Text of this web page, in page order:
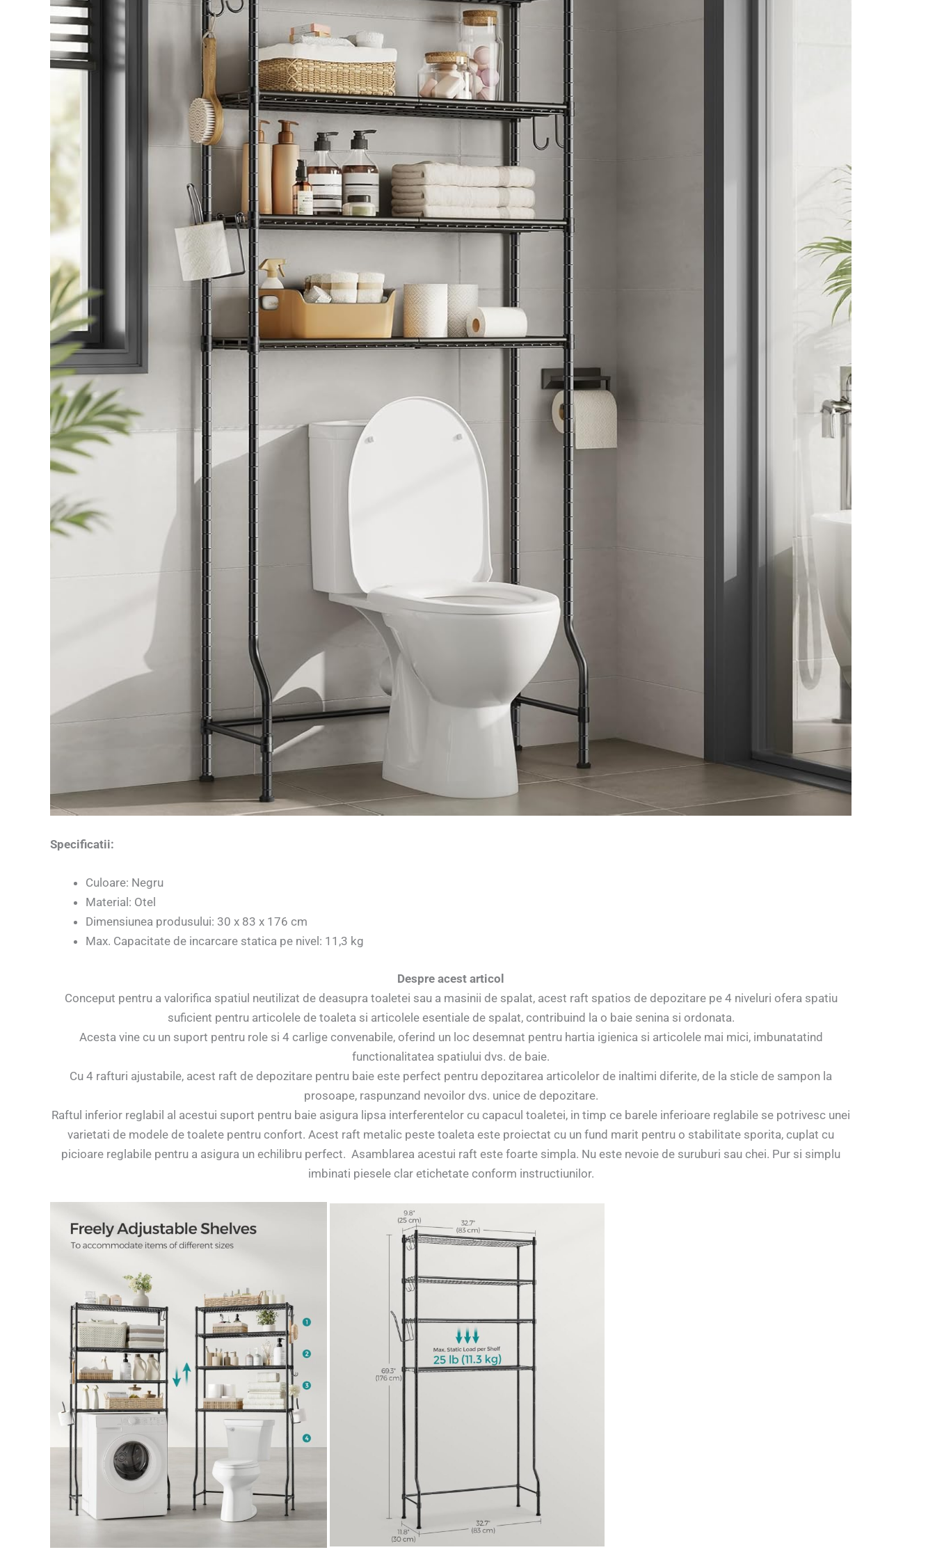
Specificatii:
Culoare: Negru
Material: Otel
Dimensiunea produsului: 30 x 83 x 176 cm
Max. Capacitate de incarcare statica pe nivel: 11,3 kg
Despre acest articol
Conceput pentru a valorifica spatiul neutilizat de deasupra toaletei sau a masinii de spalat, acest raft spatios de depozitare pe 4 niveluri ofera spatiu
suficient pentru articolele de toaleta si articolele esentiale de spalat, contribuind la o baie senina si ordonata.
Acesta vine cu un suport pentru role si 4 carlige convenabile, oferind un loc desemnat pentru hartia igienica si articolele mai mici, imbunatatind
functionalitatea spatiului dvs. de baie.
Cu 4 rafturi ajustabile, acest raft de depozitare pentru baie este perfect pentru depozitarea articolelor de inaltimi diferite, de la sticle de sampon la
prosoape, raspunzand nevoilor dvs. unice de depozitare.
Raftul inferior reglabil al acestui suport pentru baie asigura lipsa interferentelor cu capacul toaletei, in timp ce barele inferioare reglabile se potrivesc unei
varietati de modele de toalete pentru confort. Acest raft metalic peste toaleta este proiectat cu un fund marit pentru o stabilitate sporita, cuplat cu
picioare reglabile pentru a asigura un echilibru perfect. Asamblarea acestui raft este foarte simpla. Nu este nevoie de suruburi sau chei. Pur si simplu
imbinati piesele clar etichetate conform instructiunilor.